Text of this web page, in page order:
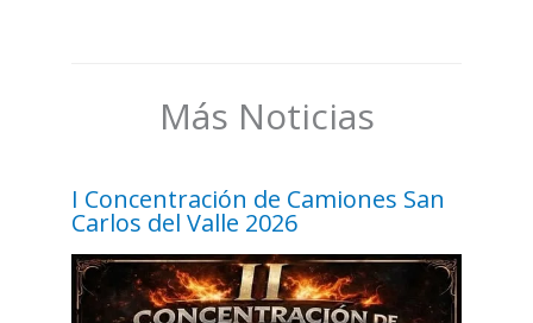
Más Noticias
I Concentración de Camiones San
Carlos del Valle 2026